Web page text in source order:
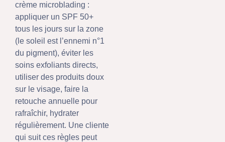
crème microblading :
appliquer un SPF 50+
tous les jours sur la zone
(le soleil est l’ennemi n°1
du pigment), éviter les
soins exfoliants directs,
utiliser des produits doux
sur le visage, faire la
retouche annuelle pour
rafraîchir, hydrater
régulièrement. Une cliente
qui suit ces règles peut